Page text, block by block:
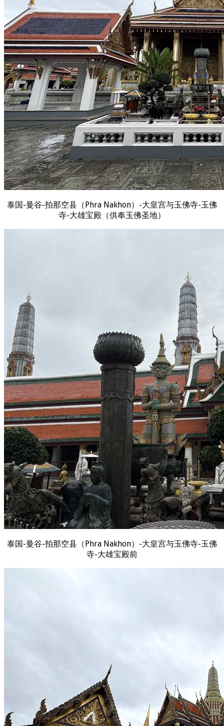
泰国-曼谷-拍那空县（Phra Nakhon）-大皇宫与玉佛寺-玉佛
寺-大雄宝殿（供奉玉佛圣地）
泰国-曼谷-拍那空县（Phra Nakhon）-大皇宫与玉佛寺-玉佛
寺-大雄宝殿前